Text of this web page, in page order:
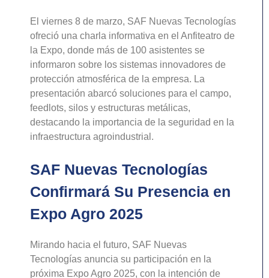
El viernes 8 de marzo, SAF Nuevas Tecnologías
ofreció una charla informativa en el Anfiteatro de
la Expo, donde más de 100 asistentes se
informaron sobre los sistemas innovadores de
protección atmosférica de la empresa. La
presentación abarcó soluciones para el campo,
feedlots, silos y estructuras metálicas,
destacando la importancia de la seguridad en la
infraestructura agroindustrial.
SAF Nuevas Tecnologías
Confirmará Su Presencia en
Expo Agro 2025
Mirando hacia el futuro, SAF Nuevas
Tecnologías anuncia su participación en la
próxima Expo Agro 2025, con la intención de